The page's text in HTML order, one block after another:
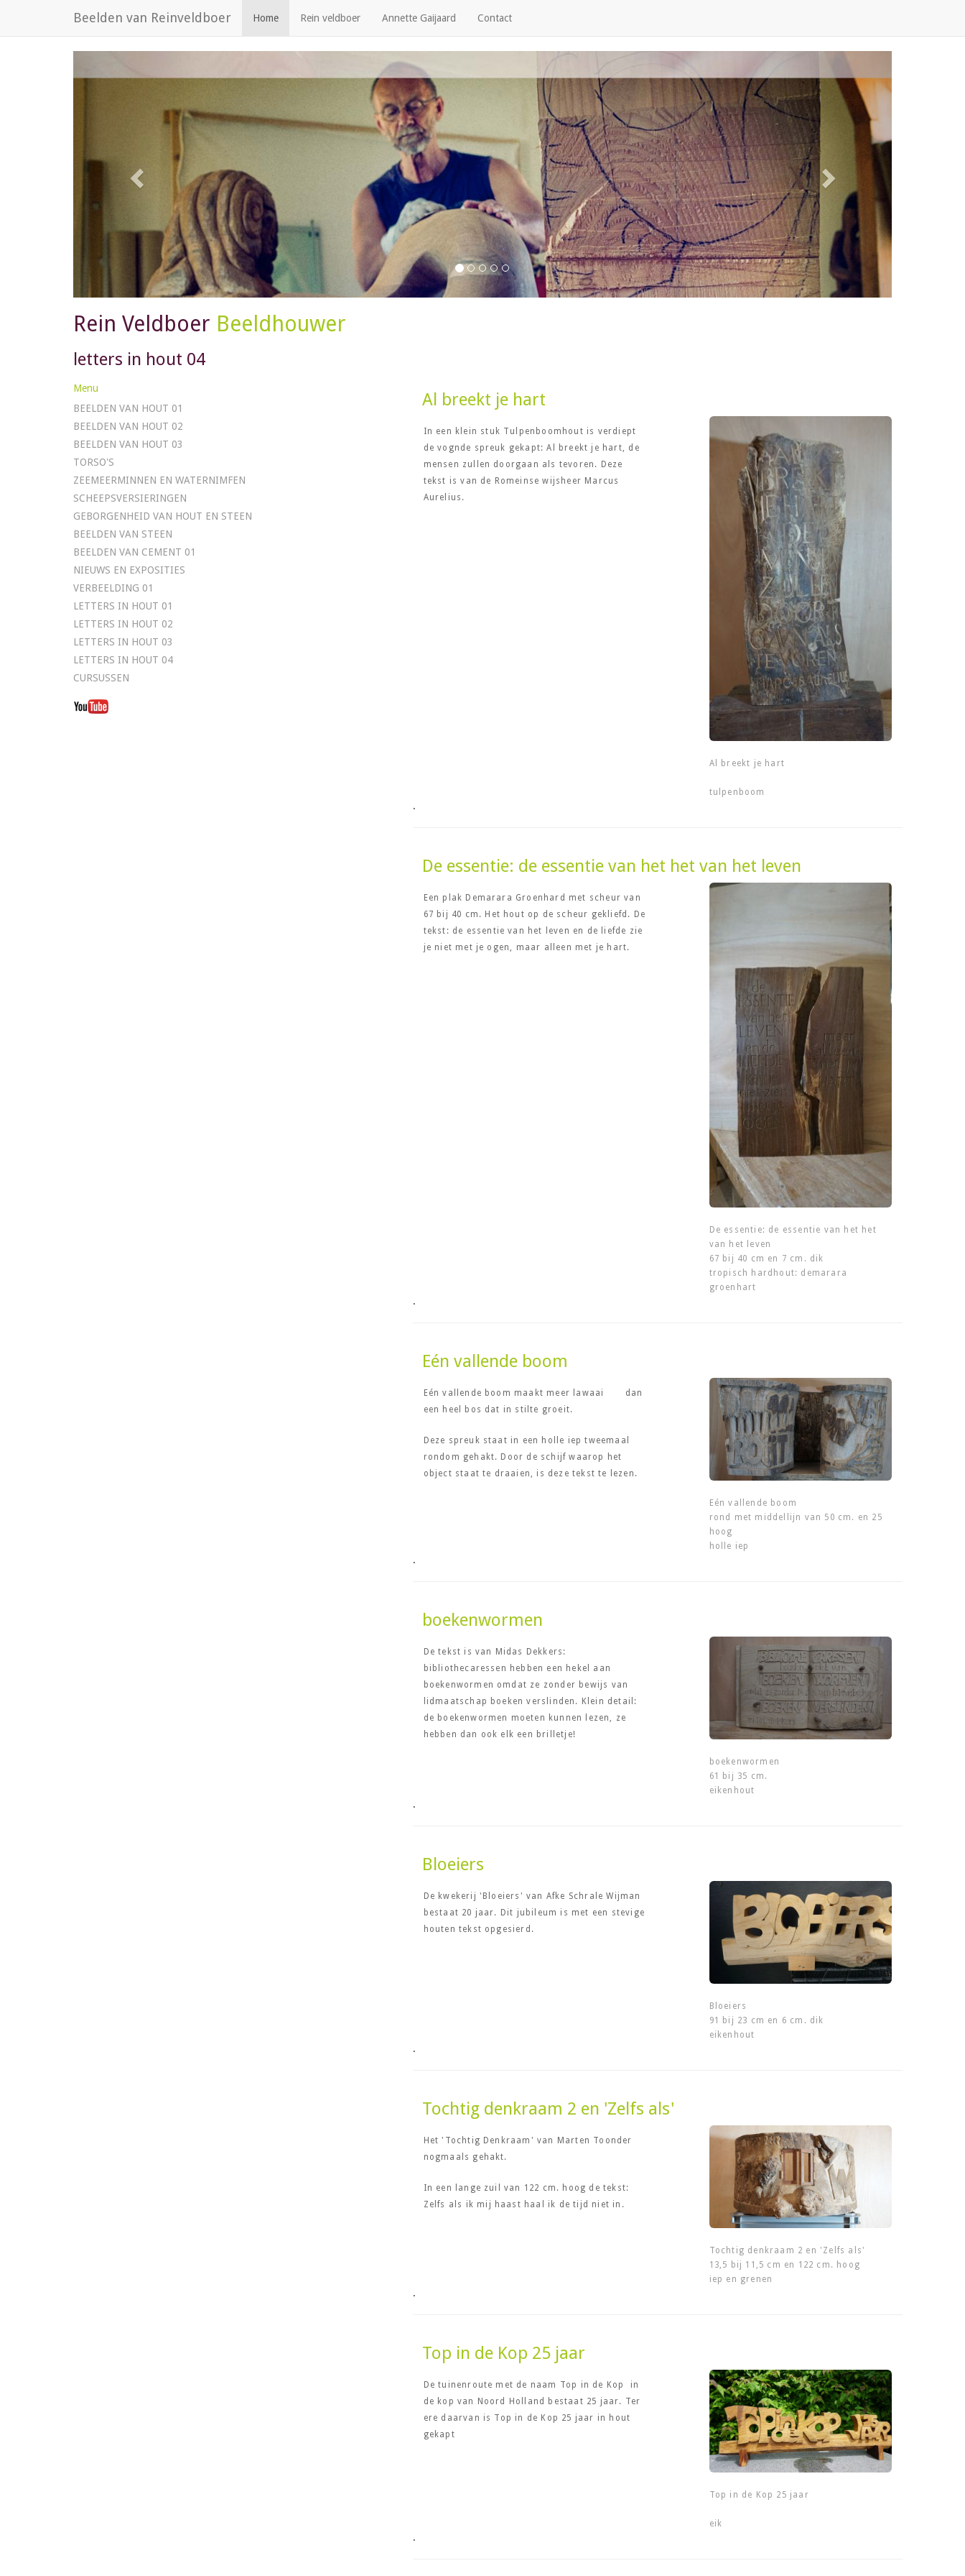
Beelden van Reinveldboer Home Rein veldboer Annette Gaijaard Contact
Rein Veldboer Beeldhouwer
letters in hout 04
Menu
BEELDEN VAN HOUT 01
BEELDEN VAN HOUT 02
BEELDEN VAN HOUT 03
TORSO'S
ZEEMEERMINNEN EN WATERNIMFEN
SCHEEPSVERSIERINGEN
GEBORGENHEID VAN HOUT EN STEEN
BEELDEN VAN STEEN
BEELDEN VAN CEMENT 01
NIEUWS EN EXPOSITIES
VERBEELDING 01
LETTERS IN HOUT 01
LETTERS IN HOUT 02
LETTERS IN HOUT 03
LETTERS IN HOUT 04
CURSUSSEN
Al breekt je hart
In een klein stuk Tulpenboomhout is verdiept
de vognde spreuk gekapt: Al breekt je hart, de
mensen zullen doorgaan als tevoren. Deze
tekst is van de Romeinse wijsheer Marcus
Aurelius.
Al breekt je hart
tulpenboom
.
De essentie: de essentie van het het van het leven
Een plak Demarara Groenhard met scheur van
67 bij 40 cm. Het hout op de scheur gekliefd. De
tekst: de essentie van het leven en de liefde zie
je niet met je ogen, maar alleen met je hart.
De essentie: de essentie van het het
van het leven
67 bij 40 cm en 7 cm. dik
tropisch hardhout: demarara
groenhart
.
Eén vallende boom
Eén vallende boom maakt meer lawaai dan
een heel bos dat in stilte groeit.
Deze spreuk staat in een holle iep tweemaal
rondom gehakt. Door de schijf waarop het
object staat te draaien, is deze tekst te lezen.
Eén vallende boom
rond met middellijn van 50 cm. en 25
hoog
holle iep
.
boekenwormen
De tekst is van Midas Dekkers:
bibliothecaressen hebben een hekel aan
boekenwormen omdat ze zonder bewijs van
lidmaatschap boeken verslinden. Klein detail:
de boekenwormen moeten kunnen lezen, ze
hebben dan ook elk een brilletje!
boekenwormen
61 bij 35 cm.
eikenhout
.
Bloeiers
De kwekerij 'Bloeiers' van Afke Schrale Wijman
bestaat 20 jaar. Dit jubileum is met een stevige
houten tekst opgesierd.
Bloeiers
91 bij 23 cm en 6 cm. dik
eikenhout
.
Tochtig denkraam 2 en 'Zelfs als'
Het 'Tochtig Denkraam' van Marten Toonder
nogmaals gehakt.
In een lange zuil van 122 cm. hoog de tekst:
Zelfs als ik mij haast haal ik de tijd niet in.
Tochtig denkraam 2 en 'Zelfs als'
13,5 bij 11,5 cm en 122 cm. hoog
iep en grenen
.
Top in de Kop 25 jaar
De tuinenroute met de naam Top in de Kop in
de kop van Noord Holland bestaat 25 jaar. Ter
ere daarvan is Top in de Kop 25 jaar in hout
gekapt
Top in de Kop 25 jaar
eik
.